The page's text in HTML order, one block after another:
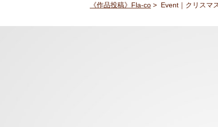
《作品投稿》Fla-co > Event｜クリスマ